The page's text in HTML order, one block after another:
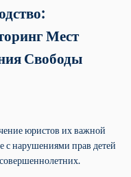
Мест
Свободы
юристов их важной
с нарушениями прав детей